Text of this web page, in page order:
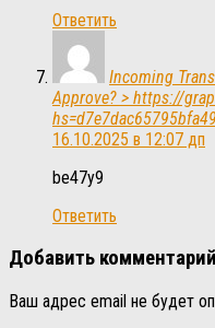
Ответить
Incoming
Approve? > https://
16.10.2025 в 12:07 дп
be47y9
Ответить
Добавить комментарий
Ваш адрес email не будет